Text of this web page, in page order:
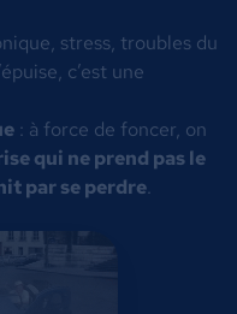
stress, troubles du
c’est une
: à force de foncer, on
qui ne prend pas le
par se perdre.